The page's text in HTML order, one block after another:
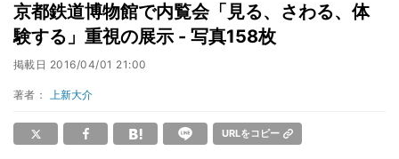
京都鉄道博物館で内覧会「見る、さわる、体
験する」重視の展示 - 写真158枚
掲載日 2016/04/01 21:00
著者： 上新大介
URLをコピー